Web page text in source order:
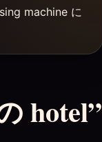
machine に
hotel”